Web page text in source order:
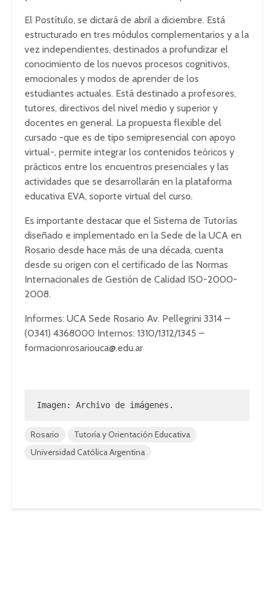
El Postítulo, se dictará de abril a diciembre. Está
estructurado en tres módulos complementarios y a la
vez independientes, destinados a profundizar el
conocimiento de los nuevos procesos cognitivos,
emocionales y modos de aprender de los
estudiantes actuales. Está destinado a profesores,
tutores, directivos del nivel medio y superior y
docentes en general. La propuesta flexible del
cursado -que es de tipo semipresencial con apoyo
virtual-, permite integrar los contenidos teóricos y
prácticos entre los encuentros presenciales y las
actividades que se desarrollarán en la plataforma
educativa EVA, soporte virtual del curso.
Es importante destacar que el Sistema de Tutorías
diseñado e implementado en la Sede de la UCA en
Rosario desde hace más de una década, cuenta
desde su origen con el certificado de las Normas
Internacionales de Gestión de Calidad ISO-2000-
2008.
Informes: UCA Sede Rosario Av. Pellegrini 3314 –
(0341) 4368000 Internos: 1310/1312/1345 –
formacionrosariouca@.edu.ar
Imagen: Archivo de imágenes.
Rosario
Tutoría y Orientación Educativa
Universidad Católica Argentina